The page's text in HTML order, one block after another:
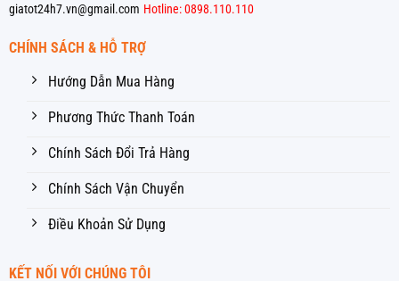
giatot24h7.vn@gmail.com Hotline: 0898.110.110
CHÍNH SÁCH & HỖ TRỢ
Hướng Dẫn Mua Hàng
Phương Thức Thanh Toán
Chính Sách Đổi Trả Hàng
Chính Sách Vận Chuyển
Điều Khoản Sử Dụng
KẾT NỐI VỚI CHÚNG TÔI